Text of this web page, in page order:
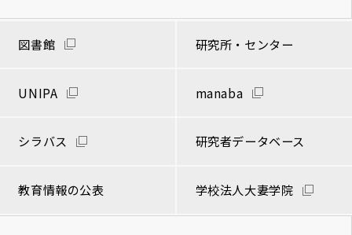
図書館 研究所・センター
UNIPA manaba
シラバス 研究者データベース
教育情報の公表 学校法人大妻学院